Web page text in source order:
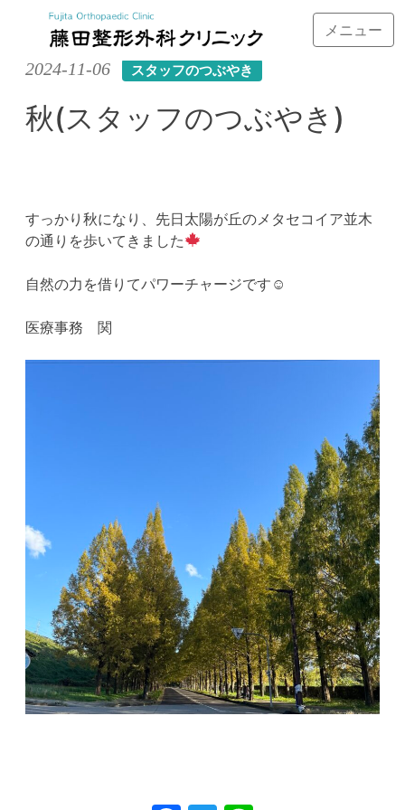
メニュー
2024-11-06 スタッフのつぶやき
秋(スタッフのつぶやき)
すっかり秋になり、先日太陽が丘のメタセコイア並木
の通りを歩いてきました
自然の力を借りてパワーチャージです☺︎
医療事務 関